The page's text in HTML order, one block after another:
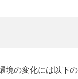
境の変化には以下